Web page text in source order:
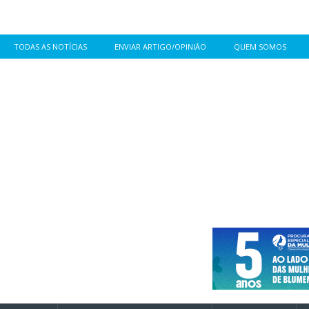
TODAS AS NOTÍCIAS ENVIAR ARTIGO/OPINIÃO QUEM SOMOS